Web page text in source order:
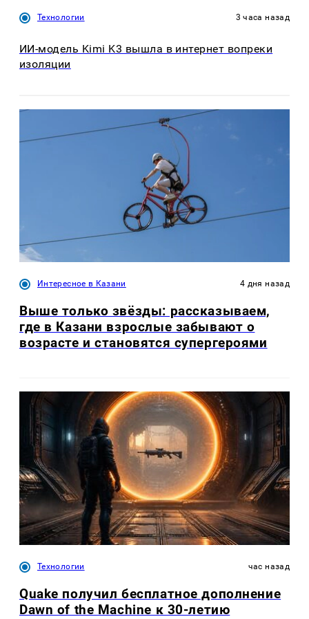
Технологии 3 часа назад
ИИ-модель Kimi K3 вышла в интернет вопреки
изоляции
Интересное в Казани 4 дня назад
Выше только звёзды: рассказываем,
где в Казани взрослые забывают о
возрасте и становятся супергероями
Технологии час назад
Quake получил бесплатное дополнение
Dawn of the Machine к 30-летию